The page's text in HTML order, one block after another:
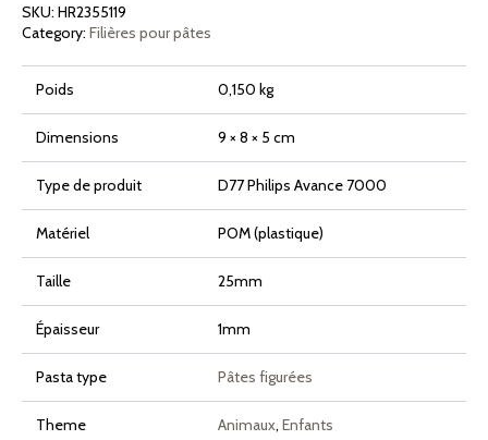
Pasta
Maker
Avance
et
Series
SKU: HR2355119
Category: Filières pour pâtes
Poids 0,150 kg
Dimensions 9 × 8 × 5 cm
Type de produit D77 Philips Avance 7000
Matériel POM (plastique)
Taille 25mm
Épaisseur 1mm
Pasta type Pâtes figurées
Theme Animaux, Enfants